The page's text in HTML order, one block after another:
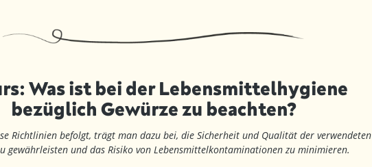
Was ist bei der Lebensmittelhygiene
bezüglich Gewürze zu beachten?
Richtlinien befolgt, trägt man dazu bei, die Sicherheit und Qualität der verwendeten
gewährleisten und das Risiko von Lebensmittelkontaminationen zu minimieren.